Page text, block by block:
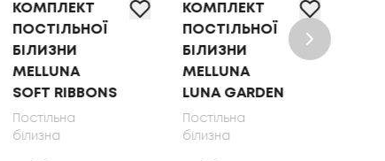
КОМПЛЕКТ
ПОСТІЛЬНОЇ
БІЛИЗНИ
MELLUNA
LUNA GARDEN
Постільна
білизна
КОМПЛЕКТ
ПОСТІЛЬНОЇ
БІЛИЗНИ ТЕП
OLIVE DOTS,
70X70
Постільна
білизна